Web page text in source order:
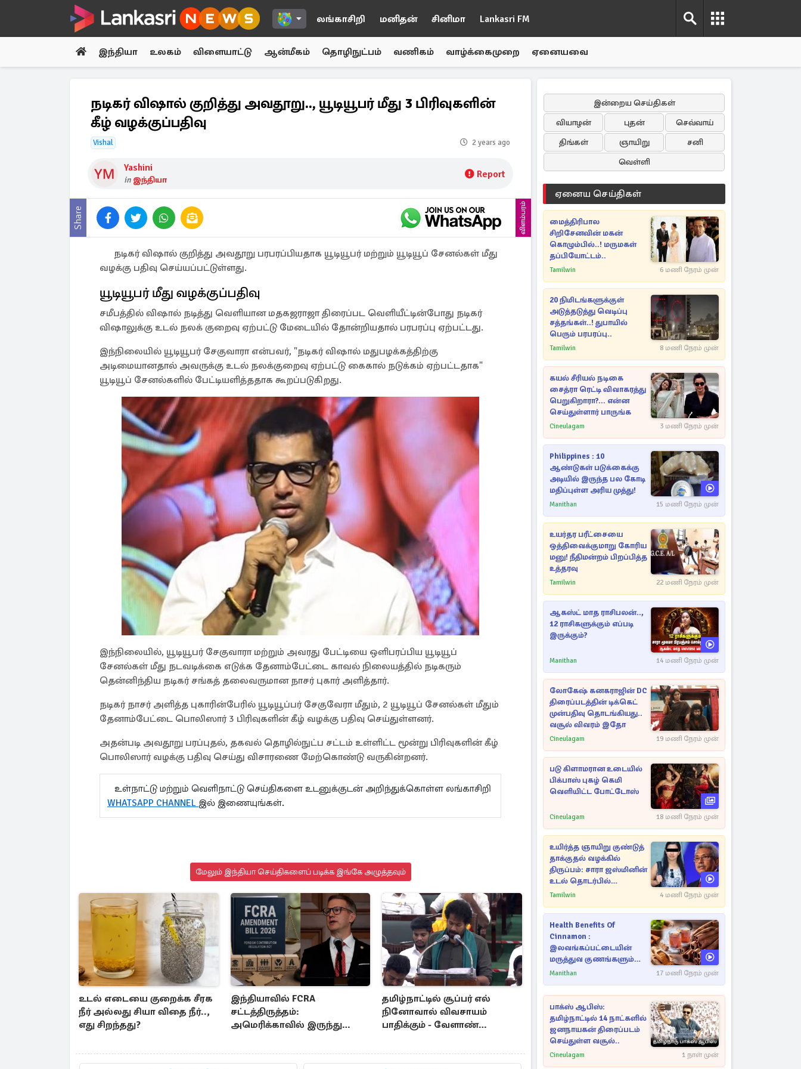
லங்காசிறி மனிதன் சினிமா Lankasri FM
இந்தியா உலகம் விளையாட்டு ஆன்மீகம் தொழிநுட்பம் வணிகம் வாழ்க்கைமுறை ஏனையவை
நடிகர் விஷால் குறித்து அவதூறு.., யூடியூபர் மீது 3 பிரிவுகளின்
கீழ் வழக்குப்பதிவு
Vishal 2 years ago
Yashini
in இந்தியா Report
Share விளம்பரம்
நடிகர் விஷால் குறித்து அவதூறு பரபரப்பியதாக யூடியூபர் மற்றும் யூடியூப் சேனல்கள் மீது
வழக்கு பதிவு செய்யப்பட்டுள்ளது.
யூடியூபர் மீது வழக்குப்பதிவு
சமீபத்தில் விஷால் நடித்து வெளியான மதகஜராஜா திரைப்பட வெளியீட்டின்போது நடிகர்
விஷாலுக்கு உடல் நலக் குறைவு ஏற்பட்டு மேடையில் தோன்றியதால் பரபரப்பு ஏற்பட்டது.
இந்நிலையில் யூடியூபர் சேகுவாரா என்பவர், "நடிகர் விஷால் மதுபழக்கத்திற்கு
அடிமையானதால் அவருக்கு உடல் நலக்குறைவு ஏற்பட்டு கைகால் நடுக்கம் ஏற்பட்டதாக"
யூடியூப் சேனல்களில் பேட்டியளித்ததாக கூறப்படுகிறது.
இந்நிலையில், யூடியூபர் சேகுவாரா மற்றும் அவரது பேட்டியை ஒளிபரப்பிய யூடியூப்
சேனல்கள் மீது நடவடிக்கை எடுக்க தேனாம்பேட்டை காவல் நிலையத்தில் நடிகரும்
தென்னிந்திய நடிகர் சங்கத் தலைவருமான நாசர் புகார் அளித்தார்.
நடிகர் நாசர் அளித்த புகாரின்பேரில் யூடியூப்பர் சேகுவேரா மீதும், 2 யூடியூப் சேனல்கள் மீதும்
தேனாம்பேட்டை பொலிஸார் 3 பிரிவுகளின் கீழ் வழக்கு பதிவு செய்துள்ளனர்.
அதன்படி அவதூறு பரப்புதல், தகவல் தொழில்நுட்ப சட்டம் உள்ளிட்ட மூன்று பிரிவுகளின் கீழ்
பொலிஸார் வழக்கு பதிவு செய்து விசாரணை மேற்கொண்டு வருகின்றனர்.
உள்நாட்டு மற்றும் வெளிநாட்டு செய்திகளை உடனுக்குடன் அறிந்துக்கொள்ள லங்காசிறி
WHATSAPP CHANNEL இல் இணையுங்கள்.
மேலும் இந்தியா செய்திகளைப் படிக்க இங்கே அழுத்தவும்
உடல் எடையை குறைக்க சீரக
நீர் அல்லது சியா விதை நீர்..,
எது சிறந்தது?
இந்தியாவில் FCRA
சட்டத்திருத்தம்:
அமெரிக்காவில் இருந்து
தமிழ்நாட்டில் சூப்பர் எல்
நினோவால் விவசாயம்
பாதிக்கும் - வேளாண்
இன்றைய செய்திகள்
வியாழன்
புதன்
செவ்வாய்
திங்கள்
ஞாயிறு
சனி
வெள்ளி
ஏனைய செய்திகள்
மைத்திரிபால
சிறிசேனவின் மகன்
கொழும்பில்..! மருமகள்
தப்பியோட்டம்..
Tamilwin 6 மணி நேரம் முன்
20 நிமிடங்களுக்குள்
அடுத்தடுத்து வெடிப்பு
சத்தங்கள்..! துபாயில்
பெரும் பரபரப்பு..
Tamilwin 8 மணி நேரம் முன்
கயல் சீரியல் நடிகை
சைத்ரா ரெட்டி விவாகரத்து
பெறுகிறாரா?... என்ன
செய்துள்ளார் பாருங்க
Cineulagam 3 மணி நேரம் முன்
Philippines : 10
ஆண்டுகள் படுக்கைக்கு
அடியில் இருந்த பல கோடி
மதிப்புள்ள அரிய முத்து!
Manithan 15 மணி நேரம் முன்
உயர்தர பரீட்சையை
ஒத்திவைக்குமாறு கோரிய
மனு! நீதிமன்றம் பிறப்பித்த
உத்தரவு
Tamilwin 22 மணி நேரம் முன்
ஆகஸ்ட் மாத ராசிபலன்..,
12 ராசிகளுக்கும் எப்படி
இருக்கும்?
Manithan 14 மணி நேரம் முன்
லோகேஷ் கனகராஜின் DC
திரைப்படத்தின் டிக்கெட்
முன்பதிவு தொடங்கியது..
வசூல் விவரம் இதோ
Cineulagam 19 மணி நேரம் முன்
படு கிளாமரான உடையில்
பிக்பாஸ் புகழ் கெமி
வெளியிட்ட போட்டோஸ்
Cineulagam 18 மணி நேரம் முன்
உயிர்த்த ஞாயிறு குண்டுத்
தாக்குதல் வழக்கில்
திருப்பம்: சாரா ஜஸ்மினின்
உடல் தொடர்பில்
நீதிமன்றத்தில் வெளியான
Tamilwin 4 மணி நேரம் முன்
Health Benefits Of
Cinnamon :
இலவங்கப்பட்டையின்
மருத்துவ குணங்களும்
ஆரோக்கிய
Manithan 17 மணி நேரம் முன்
பாக்ஸ் ஆபிஸ்:
தமிழ்நாட்டில் 14 நாட்களில்
ஜனநாயகன் திரைப்படம்
செய்துள்ள வசூல்..
Cineulagam 1 நாள் முன்